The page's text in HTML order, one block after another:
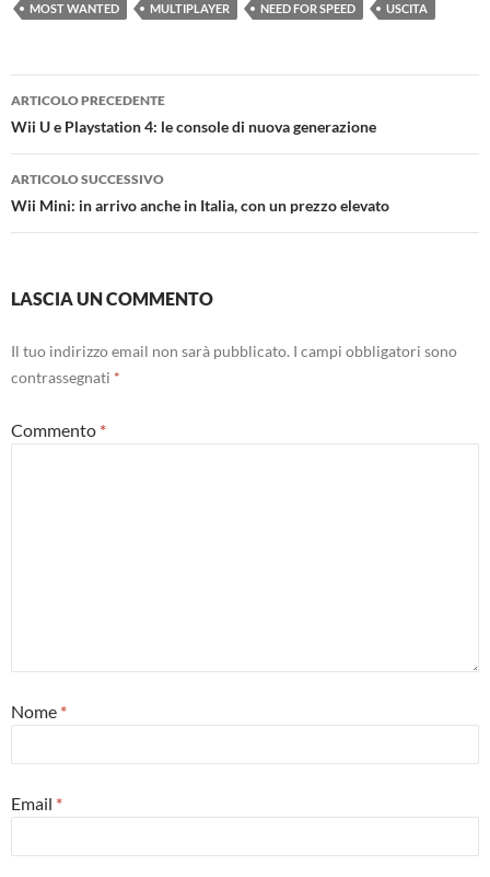
MOST WANTED MULTIPLAYER NEED FOR SPEED USCITA
Navigazione
articolo
ARTICOLO PRECEDENTE
Wii U e Playstation 4: le console di nuova generazione
ARTICOLO SUCCESSIVO
Wii Mini: in arrivo anche in Italia, con un prezzo elevato
LASCIA UN COMMENTO
Il tuo indirizzo email non sarà pubblicato. I campi obbligatori sono
contrassegnati *
Commento *
Nome *
Email *